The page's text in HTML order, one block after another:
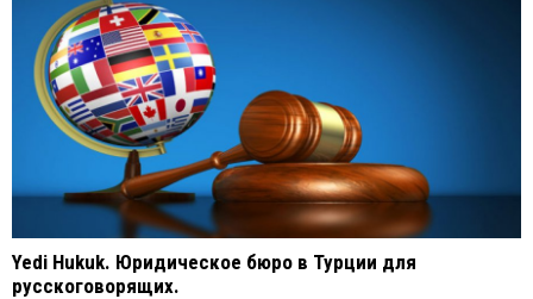
Yedi Hukuk. Юридическое бюро в Турции для
русскоговорящих.